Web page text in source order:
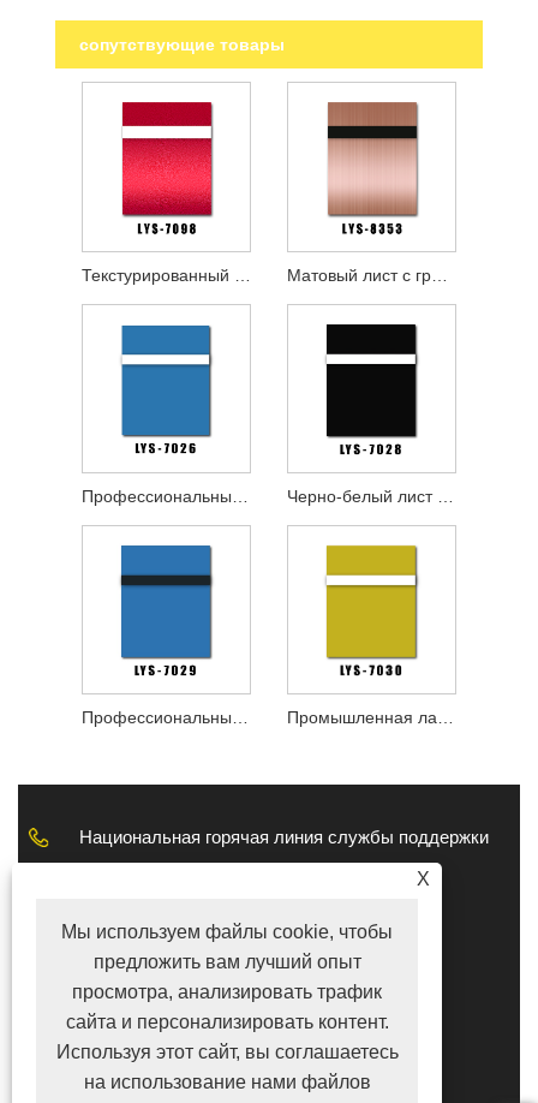
сопутствующие товары
Матовый лист с гравировкой из розового золота и черного цвета
Профессиональный пластиковый лист для лазерной гравировки Промышленная лазерная гравировка пластикового листа
Национальная горячая линия службы поддержки
клиентов
Электронная почта
tina@lyshire.com
ПОДПИСЫВАЙТЕСЬ НА НАС
X
Мы используем файлы cookie, чтобы
предложить вам лучший опыт
просмотра, анализировать трафик
сайта и персонализировать контент.
Используя этот сайт, вы соглашаетесь
на использование нами файлов